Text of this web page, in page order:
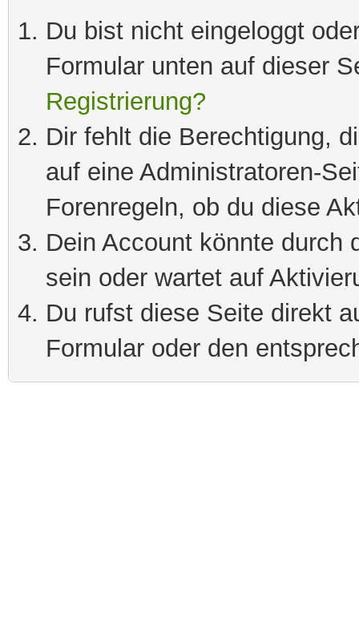
Du bist nicht eingeloggt
Formular unten auf dieser
Registrierung?
Dir fehlt die Berechtigung,
auf eine Administratoren-
Forenregeln, ob du diese
Dein Account könnte durch
sein oder wartet auf
Du rufst diese Seite direkt
Formular oder den